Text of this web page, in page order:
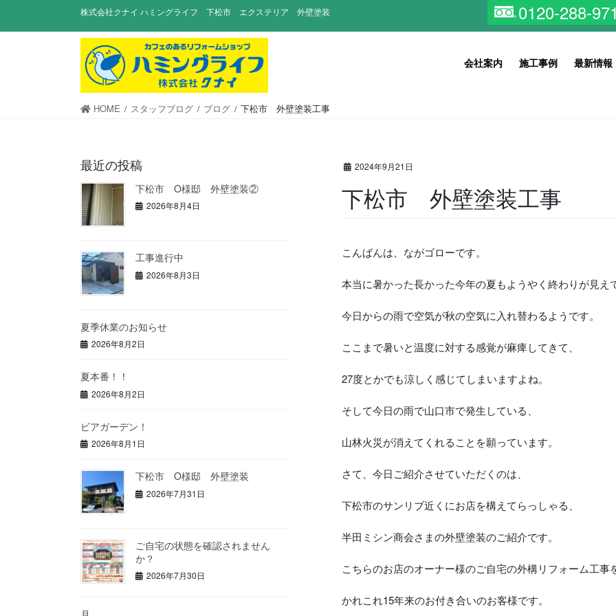
株式会社クナイ ハミングライフ 下松市 エクステリア 外壁塗装 0120-288-971
会社案内 施工事例 最新情報
HOME スタッフブログ ブログ 下松市 外壁塗装工事
2024年9月21日
下松市 外壁塗装工事
こんばんは、ながゴローです。
本当に暑かった長かった今年の夏もようやく終わりが見え
今日からの雨で空気が秋の空気に入れ替わるようです。
ここまで暑いと温度に対する感覚が麻痺してきて、
27度とかでも涼しく感じてしまいますよね。
そして今日の雨で山口市で発生している、
山林火災が消えてくれることを願っています。
さて、今日ご紹介させていただくのは、
下松市のサンリブ近くにお店を構えてらっしゃる、
半田ミシン商会さまの外壁塗装のご紹介です。
こちらのお店のオーナー様のご自宅の外構リフォーム工事
かれこれ15年来のお付き合いのお客様です。
最近の投稿
下松市 O様邸 外壁塗装②
2026年8月4日
工事進行中
2026年8月3日
夏季休業のお知らせ
2026年8月2日
夏本番！！
2026年8月2日
ビアガーデン！
2026年8月1日
下松市 O様邸 外壁塗装
2026年7月31日
ご自宅の状態を確認されません
か？
2026年7月30日